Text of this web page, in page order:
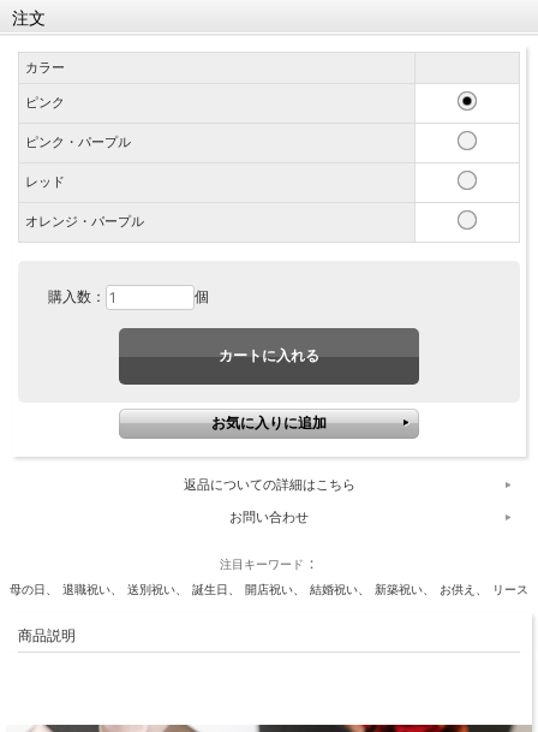
注文
カラー
ピンク
ピンク・パープル
レッド
オレンジ・パープル
購入数： 個
返品についての詳細はこちら
お問い合わせ
注目キーワード
母の日
退職祝い 送別祝い 誕生日 開店祝い 結婚祝い 新築祝い お供え リース
商品説明